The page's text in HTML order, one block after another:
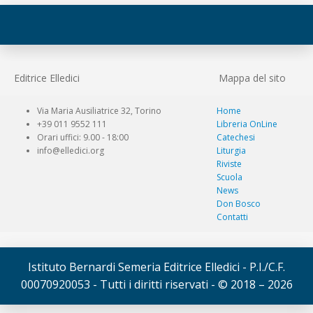
Editrice Elledici Mappa del sito
Via Maria Ausiliatrice 32, Torino
+39 011 9552 111
Orari uffici: 9.00 - 18:00
info@elledici.org
Home
Libreria OnLine
Catechesi
Liturgia
Riviste
Scuola
News
Don Bosco
Contatti
Istituto Bernardi Semeria Editrice Elledici - P.I./C.F.
00070920053 - Tutti i diritti riservati - © 2018 – 2026